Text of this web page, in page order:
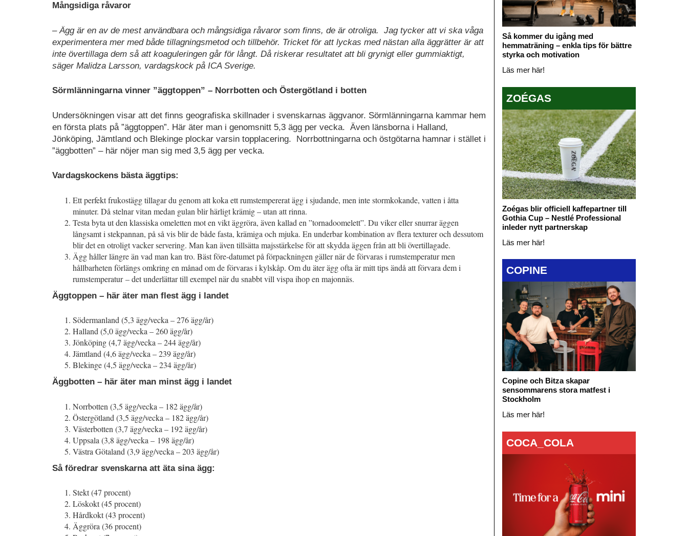
Mångsidiga råvaror
– Ägg är en av de mest användbara och mångsidiga råvaror som finns, de är otroliga. Jag tycker att vi ska våga
experimentera mer med både tillagningsmetod och tillbehör. Tricket för att lyckas med nästan alla äggrätter är att
inte övertillaga dem så att koaguleringen går för långt. Då riskerar resultatet att bli grynigt eller gummiaktigt,
säger Malidza Larsson, vardagskock på ICA Sverige.
Sörmlänningarna vinner ”äggtoppen” – Norrbotten och Östergötland i botten
Undersökningen visar att det finns geografiska skillnader i svenskarnas äggvanor. Sörmlänningarna kammar hem
en första plats på ”äggtoppen”. Här äter man i genomsnitt 5,3 ägg per vecka. Även länsborna i Halland,
Jönköping, Jämtland och Blekinge plockar varsin topplacering. Norrbottningarna och östgötarna hamnar i stället i
”äggbotten” – här nöjer man sig med 3,5 ägg per vecka.
Vardagskockens bästa äggtips:
Ett perfekt frukostägg tillagar du genom att koka ett rumstempererat ägg i sjudande, men inte stormkokande, vatten i åtta
minuter. Då stelnar vitan medan gulan blir härligt krämig – utan att rinna.
Testa byta ut den klassiska omeletten mot en vikt äggröra, även kallad en ”tornadoomelett”. Du viker eller snurrar äggen
långsamt i stekpannan, på så vis blir de både fasta, krämiga och mjuka. En underbar kombination av flera texturer och dessutom
blir det en otroligt vacker servering. Man kan även tillsätta majsstärkelse för att skydda äggen från att bli övertillagade.
Ägg håller längre än vad man kan tro. Bäst före-datumet på förpackningen gäller när de förvaras i rumstemperatur men
hållbarheten förlängs omkring en månad om de förvaras i kylskåp. Om du äter ägg ofta är mitt tips ändå att förvara dem i
rumstemperatur – det underlättar till exempel när du snabbt vill vispa ihop en majonnäs.
Äggtoppen – här äter man flest ägg i landet
Södermanland (5,3 ägg/vecka – 276 ägg/år)
Halland (5,0 ägg/vecka – 260 ägg/år)
Jönköping (4,7 ägg/vecka – 244 ägg/år)
Jämtland (4,6 ägg/vecka – 239 ägg/år)
Blekinge (4,5 ägg/vecka – 234 ägg/år)
Äggbotten – här äter man minst ägg i landet
Norrbotten (3,5 ägg/vecka – 182 ägg/år)
Östergötland (3,5 ägg/vecka – 182 ägg/år)
Västerbotten (3,7 ägg/vecka – 192 ägg/år)
Uppsala (3,8 ägg/vecka – 198 ägg/år)
Västra Götaland (3,9 ägg/vecka – 203 ägg/år)
Så föredrar svenskarna att äta sina ägg:
Stekt (47 procent)
Löskokt (45 procent)
Hårdkokt (43 procent)
Äggröra (36 procent)
Så kommer du igång med
hemmaträning – enkla tips för bättre
styrka och motivation
Läs mer här!
ZOÉGAS
Zoégas blir officiell kaffepartner till
Gothia Cup – Nestlé Professional
inleder nytt partnerskap
Läs mer här!
COPINE
Copine och Bitza skapar
sensommarens stora matfest i
Stockholm
Läs mer här!
COCA_COLA